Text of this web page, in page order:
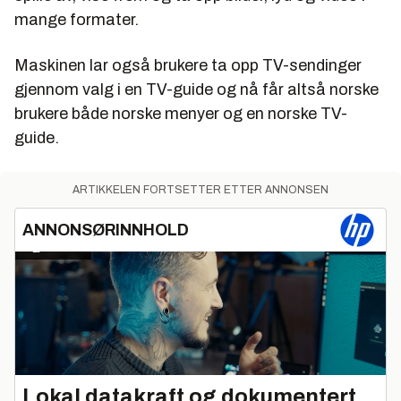
mange formater.
Maskinen lar også brukere ta opp TV-sendinger
gjennom valg i en TV-guide og nå får altså norske
brukere både norske menyer og en norske TV-
guide.
ARTIKKELEN FORTSETTER ETTER ANNONSEN
ANNONSØRINNHOLD